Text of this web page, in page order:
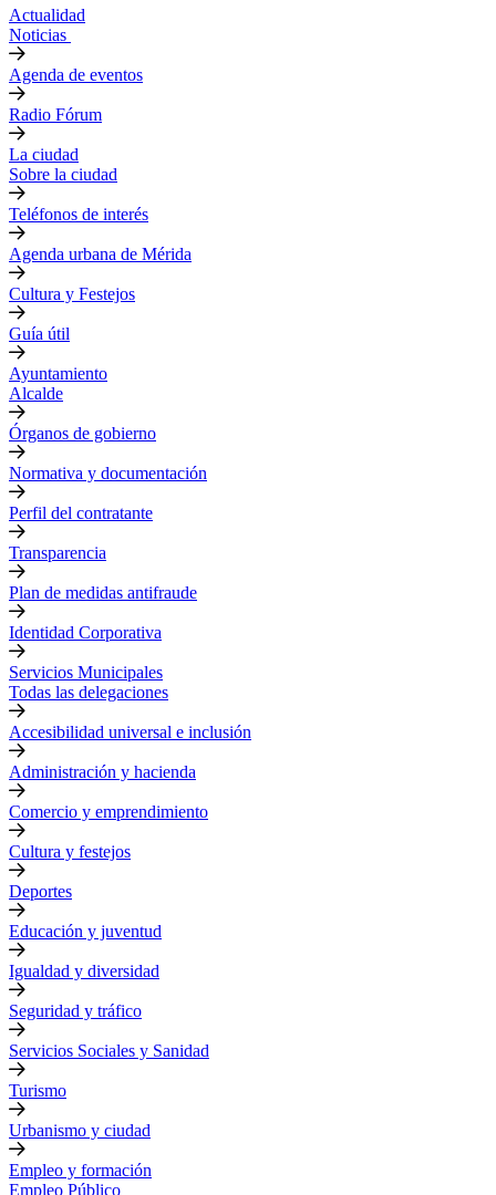
Actualidad
Noticias
Agenda de eventos
Radio Fórum
La ciudad
Sobre la ciudad
Teléfonos de interés
Agenda urbana de Mérida
Cultura y Festejos
Guía útil
Ayuntamiento
Alcalde
Órganos de gobierno
Normativa y documentación
Perfil del contratante
Transparencia
Plan de medidas antifraude
Identidad Corporativa
Servicios Municipales
Todas las delegaciones
Accesibilidad universal e inclusión
Administración y hacienda
Comercio y emprendimiento
Cultura y festejos
Deportes
Educación y juventud
Igualdad y diversidad
Seguridad y tráfico
Servicios Sociales y Sanidad
Turismo
Urbanismo y ciudad
Empleo y formación
Empleo Público